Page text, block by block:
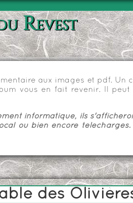
Revest
aux images et pdf. Un
vous en fait revenir. Il
informatique, ils
ou bien encore téléchargés.
des